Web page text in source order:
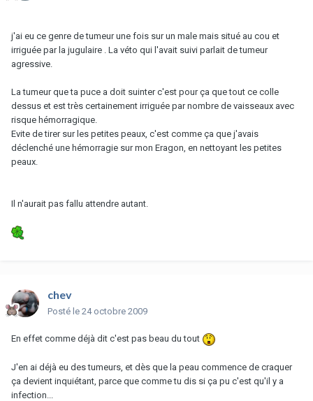
j'ai eu ce genre de tumeur une fois sur un male mais situé au cou et
irriguée par la jugulaire . La véto qui l'avait suivi parlait de tumeur
agressive.
La tumeur que ta puce a doit suinter c'est pour ça que tout ce colle
dessus et est très certainement irriguée par nombre de vaisseaux avec
risque hémorragique.
Evite de tirer sur les petites peaux, c'est comme ça que j'avais
déclenché une hémorragie sur mon Eragon, en nettoyant les petites
peaux.
Il n'aurait pas fallu attendre autant.
chev
Posté le 24 octobre 2009
En effet comme déjà dit c'est pas beau du tout
J'en ai déjà eu des tumeurs, et dès que la peau commence de craquer
ça devient inquiétant, parce que comme tu dis si ça pu c'est qu'il y a
infection...